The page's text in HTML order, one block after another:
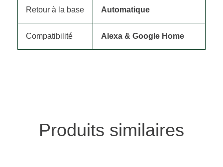
Retour à la base Automatique
Compatibilité Alexa & Google Home
Produits similaires